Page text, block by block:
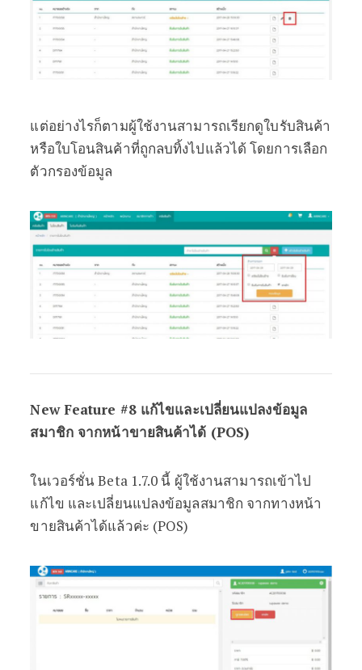
แต่อย่างไรก็ตามผู้ใช้งานสามารถเรียกดูใบรับสินค้า
หรือใบโอนสินค้าที่ถูกลบทิ้งไปแล้วได้ โดยการเลือก
ตัวกรองข้อมูล
New Feature #8 แก้ไขและเปลี่ยนแปลงข้อมูล
สมาชิก จากหน้าขายสินค้าได้ (POS)
ในเวอร์ชั่น Beta 1.7.0 นี้ ผู้ใช้งานสามารถเข้าไป
แก้ไข และเปลี่ยนแปลงข้อมูลสมาชิก จากทางหน้า
ขายสินค้าได้แล้วค่ะ (POS)